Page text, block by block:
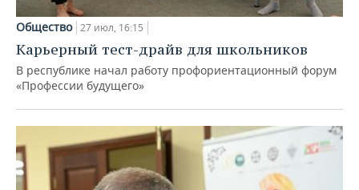
Общество 27 июл, 16:15
Карьерный тест-драйв для школьников
В республике начал работу профориентационный форум
«Профессии будущего»